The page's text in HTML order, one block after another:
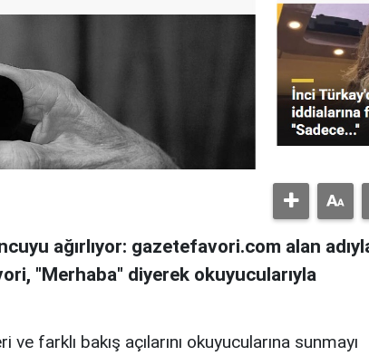
ağırlıyor: gazetefavori.com alan
"Merhaba" diyerek okuyucularıyla
farklı bakış açılarını okuyucularına sunmayı